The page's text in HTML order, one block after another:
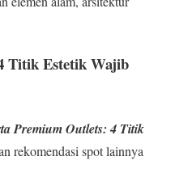
Titik Estetik Wajib
Premium Outlets: 4 Titik
rekomendasi spot lainnya